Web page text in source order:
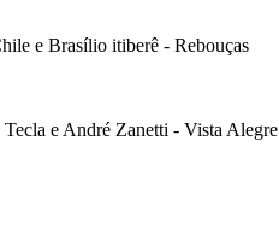
e Brasílio itiberê - Rebouças
e André Zanetti - Vista Alegre